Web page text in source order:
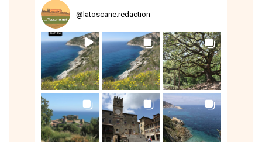
@ latoscane.redaction